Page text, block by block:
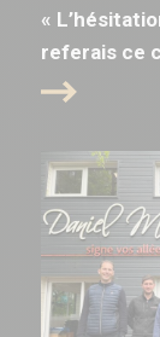
«
referais ce